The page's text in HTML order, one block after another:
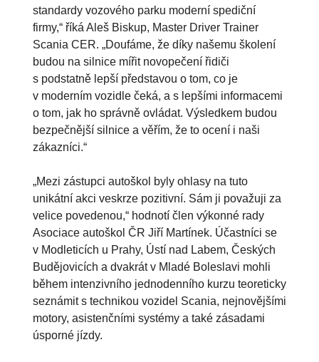
standardy vozového parku moderní spediční
firmy,“ říká Aleš Biskup, Master Driver Trainer
Scania CER. „Doufáme, že díky našemu školení
budou na silnice mířit novopečení řidiči
s podstatně lepší představou o tom, co je
v moderním vozidle čeká, a s lepšími informacemi
o tom, jak ho správně ovládat. Výsledkem budou
bezpečnější silnice a věřím, že to ocení i naši
zákazníci.“
„Mezi zástupci autoškol byly ohlasy na tuto
unikátní akci veskrze pozitivní. Sám ji považuji za
velice povedenou,“ hodnotí člen výkonné rady
Asociace autoškol ČR Jiří Martínek. Účastníci se
v Modleticích u Prahy, Ústí nad Labem, Českých
Budějovicích a dvakrát v Mladé Boleslavi mohli
během intenzivního jednodenního kurzu teoreticky
seznámit s technikou vozidel Scania, nejnovějšími
motory, asistenčními systémy a také zásadami
úsporné jízdy.